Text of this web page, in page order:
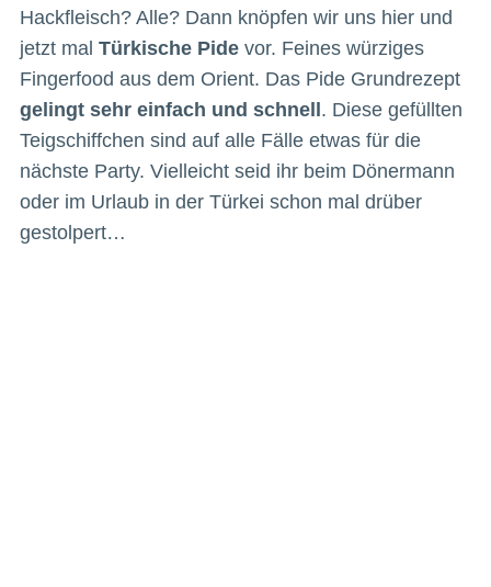
Hackfleisch? Alle? Dann knöpfen wir uns hier und
jetzt mal Türkische Pidevor. Feines würziges
Fingerfood aus dem Orient. Das Pide Grundrezept
gelingt sehr einfach und schnell . Diese gefüllten
Teigschiffchen sind auf alle Fälle etwas für die
nächste Party. Vielleicht seid ihr beim Dönermann
oder im Urlaub in der Türkei schon mal drüber
gestolpert…